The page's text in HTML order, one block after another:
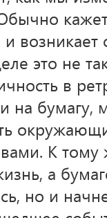
это не
в
на бумагу,
К тому
а
но и